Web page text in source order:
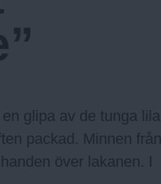
glipa av de tunga lila
packad. Minnen från
över lakanen. I